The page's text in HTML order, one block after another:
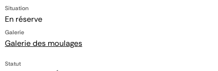
Situation
En réserve
Galerie
Galerie des moulages
Statut